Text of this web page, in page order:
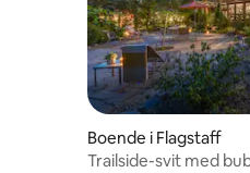
Boende i Flagstaff
Trailside-svit med